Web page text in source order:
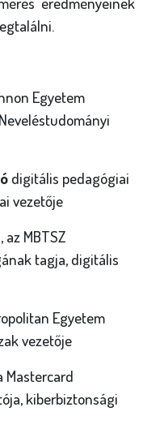
Egyetem
digitális pedagógiai
vezetője
, az MBTSZ
tagja, digitális
Egyetem
vezetője
Mastercard
kiberbiztonsági